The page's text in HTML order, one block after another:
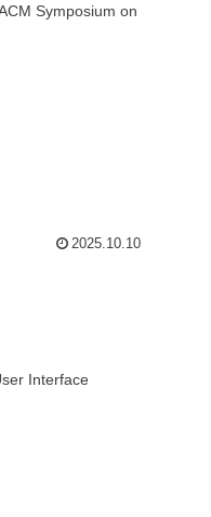
Symposium on
2025.10.10
Interface